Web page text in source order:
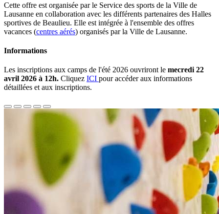
Cette offre est organisée par le Service des sports de la Ville de
Lausanne en collaboration avec les différents partenaires des Halles
sportives de Beaulieu. Elle est intégrée à l'ensemble des offres
vacances (centres aérés) organisés par la Ville de Lausanne.
Informations
Les inscriptions aux camps de l'été 2026 ouvriront le mecredi 22
avril 2026 à 12h. Cliquez ICI pour accéder aux informations
détaillées et aux inscriptions.